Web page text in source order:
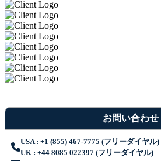
お問い合わせ
USA : +1 (855) 467-7775 (フリーダイヤル)
UK : +44 8085 022397 (フリーダイヤル)